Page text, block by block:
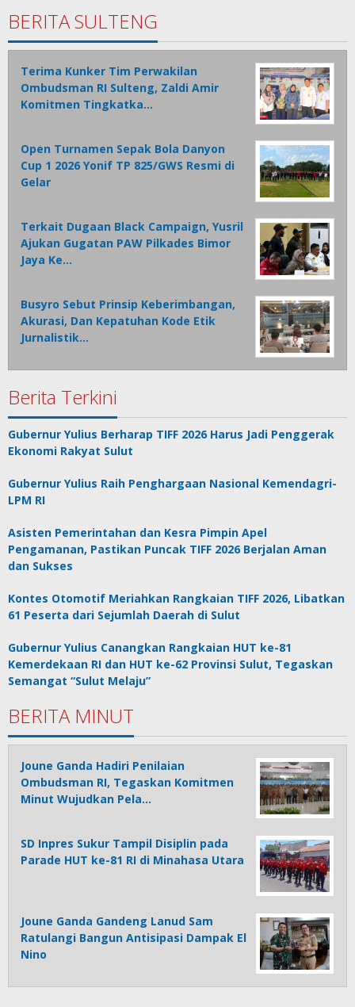
BERITA SULTENG
Terima Kunker Tim Perwakilan
Ombudsman RI Sulteng, Zaldi Amir
Komitmen Tingkatka…
Open Turnamen Sepak Bola Danyon
Cup 1 2026 Yonif TP 825/GWS Resmi di
Gelar
Terkait Dugaan Black Campaign, Yusril
Ajukan Gugatan PAW Pilkades Bimor
Jaya Ke…
Busyro Sebut Prinsip Keberimbangan,
Akurasi, Dan Kepatuhan Kode Etik
Jurnalistik…
Berita Terkini
Gubernur Yulius Berharap TIFF 2026 Harus Jadi Penggerak
Ekonomi Rakyat Sulut
Gubernur Yulius Raih Penghargaan Nasional Kemendagri-
LPM RI
Asisten Pemerintahan dan Kesra Pimpin Apel
Pengamanan, Pastikan Puncak TIFF 2026 Berjalan Aman
dan Sukses
Kontes Otomotif Meriahkan Rangkaian TIFF 2026, Libatkan
61 Peserta dari Sejumlah Daerah di Sulut
Gubernur Yulius Canangkan Rangkaian HUT ke-81
Kemerdekaan RI dan HUT ke-62 Provinsi Sulut, Tegaskan
Semangat “Sulut Melaju”
BERITA MINUT
Joune Ganda Hadiri Penilaian
Ombudsman RI, Tegaskan Komitmen
Minut Wujudkan Pela…
SD Inpres Sukur Tampil Disiplin pada
Parade HUT ke-81 RI di Minahasa Utara
Joune Ganda Gandeng Lanud Sam
Ratulangi Bangun Antisipasi Dampak El
Nino